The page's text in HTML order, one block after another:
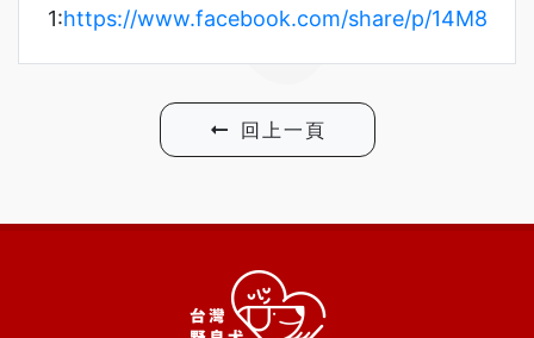
1:https://www.facebook.com/share/p/
回上一頁